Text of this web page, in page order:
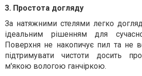
3. Простота догляду
За натяжними стелями легко
ідеальним рішенням для
Поверхня не накопичує пил та не
підтримувати чистоти досить
м'якою вологою ганчіркою.